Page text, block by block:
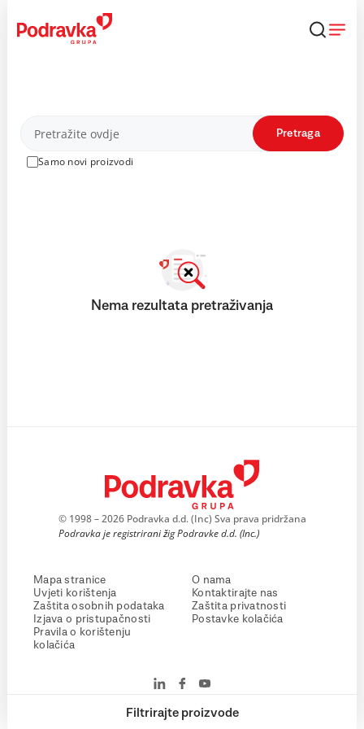
content
Proizvodi
Samo novi proizvodi
Pretraga
Filtrirajte proizvode
Nema rezultata pretraživanja
© 1998 – 2026 Podravka d.d. (Inc) Sva prava pridržana
Podravka je registrirani žig Podravke d.d. (Inc.)
Mapa stranice
Uvjeti korištenja
Zaštita osobnih podataka
Izjava o pristupačnosti
Pravila o korištenju
kolačića
O nama
Kontaktirajte nas
Zaštita privatnosti
Postavke kolačića